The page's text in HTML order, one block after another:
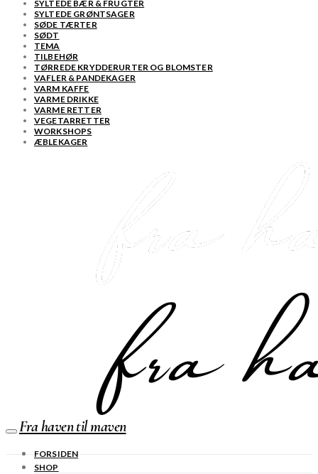
SYLTEDE BÆR & FRUGTER
SYLTEDE GRØNTSAGER
SØDE TÆRTER
SØDT
TEMA
TILBEHØR
TØRREDE KRYDDERURTER OG BLOMSTER
VAFLER & PANDEKAGER
VARM KAFFE
VARME DRIKKE
VARME RETTER
VEGETARRETTER
WORKSHOPS
ÆBLEKAGER
Fra haven til maven
FORSIDEN
SHOP